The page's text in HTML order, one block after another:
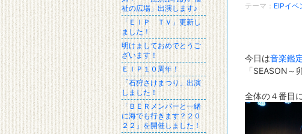
テーマ： EIPイベ
今日は音楽鑑
「SEASON～
全体の４番目に
祉の広場」出演します♪
「ＥＩＰ ＴＶ」更新し
ました！
明けましておめでとうご
ざいます！
ＥＩＰ１０周年！
「石狩さけまつり」出演
しました！
「ＢＥＲメンバーと一緒
に海でも行きます？２０
２２」を開催しました！